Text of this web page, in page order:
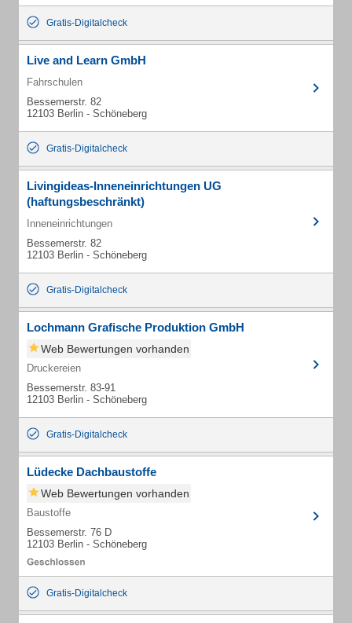
Gratis-Digitalcheck
Live and Learn GmbH
Fahrschulen
Bessemerstr. 82
12103 Berlin - Schöneberg
Gratis-Digitalcheck
Livingideas-Inneneinrichtungen UG
(haftungsbeschränkt)
Inneneinrichtungen
Bessemerstr. 82
12103 Berlin - Schöneberg
Gratis-Digitalcheck
Lochmann Grafische Produktion GmbH
Web Bewertungen vorhanden
Druckereien
Bessemerstr. 83-91
12103 Berlin - Schöneberg
Gratis-Digitalcheck
Lüdecke Dachbaustoffe
Web Bewertungen vorhanden
Baustoffe
Bessemerstr. 76 D
12103 Berlin - Schöneberg
Gratis-Digitalcheck